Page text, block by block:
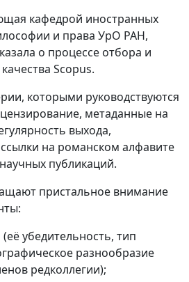
кафедрой иностранных
и права УрО РАН,
о процессе отбора и
Scopus.
которыми руководствуются
метаданные на
выхода,
на романском алфавите
публикаций.
пристальное внимание
убедительность, тип
разнообразие
редколлегии);